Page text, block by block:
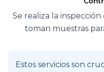
Se realiza la inspección
toman muestras
Estos servicios son